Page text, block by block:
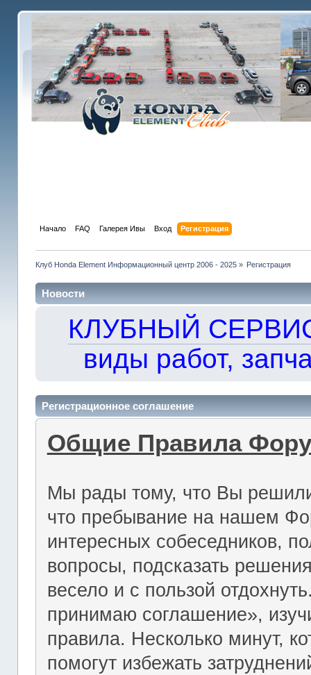
Начало FAQ Галерея Ивы Вход Регистрация
Клуб Honda Element Информационный центр 2006 - 2025» Регистрация
Новости
КЛУБНЫЙ
виды работ,
Регистрационное соглашение
Общие Правила
Мы рады тому, что Вы
что пребывание на нашем
интересных собеседников,
вопросы, подсказать
весело и с пользой
принимаю соглашение»,
правила. Несколько минут,
помогут избежать